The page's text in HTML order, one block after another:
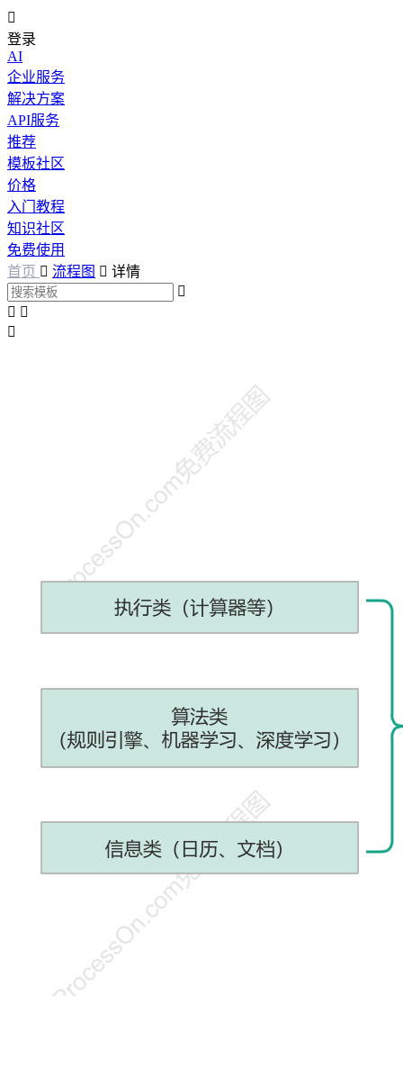

登录
AI
企业服务
解决方案
API服务
推荐
模板社区
价格
入门教程
知识社区
免费使用
首页  流程图  详情

 
